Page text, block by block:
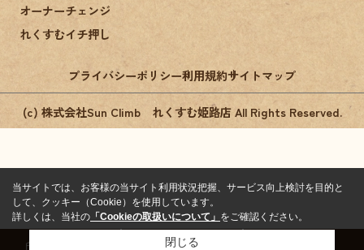
オーナーチェンジ
れくすむイチ押し
プライバシーポリシー利用規約サイトマップ
(c) 株式会社Sun Climb れくすむ姫路店 All Rights Reserved.
当サイトでは、お客様の当サイト利用状況把握、サービス向上検討を目的と
して、クッキー（Cookie）を使用しています。
詳しくは、当社の 「Cookieの取扱いについて」 をご確認ください。
閉じる